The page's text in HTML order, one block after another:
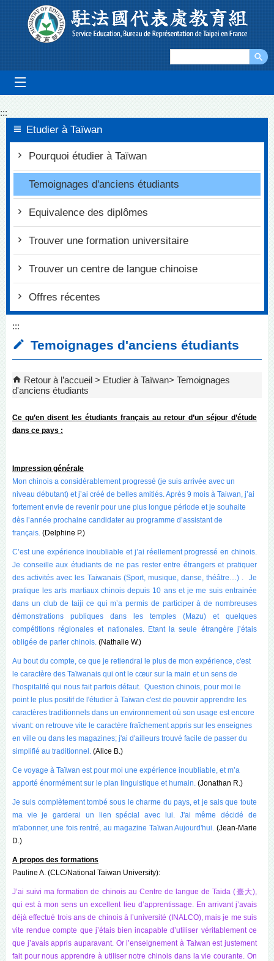
Go To Content
:::
Etudier à Taïwan
Pourquoi étudier à Taïwan
Temoignages d'anciens étudiants
Equivalence des diplômes
Trouver une formation universitaire
Trouver un centre de langue chinoise
Offres récentes
:::
Temoignages d'anciens étudiants
Retour à l’accueil Etudier à Taïwan
Temoignages
d'anciens étudiants
Ce qu’en disent les étudiants français au retour d’un séjour d’étude
dans ce pays :
Impression générale
Mon chinois a considérablement progressé (je suis arrivée avec un
niveau débutant) et j’ai créé de belles amitiés. Après 9 mois à Taiwan, j’ai
fortement envie de revenir pour une plus longue période et je souhaite
dès l’année prochaine candidater au programme d’assistant de
français. (Delphine P.)
C’est une expérience inoubliable et j’ai réellement progressé en chinois.
Je conseille aux étudiants de ne pas rester entre étrangers et pratiquer
des activités avec les Taiwanais (Sport, musique, danse, théâtre…) . Je
pratique les arts martiaux chinois depuis 10 ans et je me suis entrainée
dans un club de taiji ce qui m’a permis de participer à de nombreuses
démonstrations publiques dans les temples (Mazu) et quelques
compétitions régionales et nationales. Etant la seule étrangère j’étais
obligée de parler chinois. (Nathalie W.)
Au bout du compte, ce que je retiendrai le plus de mon expérience, c'est
le caractère des Taïwanais qui ont le cœur sur la main et un sens de
l'hospitalité qui nous fait parfois défaut. Question chinois, pour moi le
point le plus positif de l'étudier à Taïwan c'est de pouvoir apprendre les
caractères traditionnels dans un environnement où son usage est encore
vivant: on retrouve vite le caractère fraîchement appris sur les enseignes
en ville ou dans les magazines; j'ai d'ailleurs trouvé facile de passer du
simplifié au traditionnel. (Alice B.)
Ce voyage à Taïwan est pour moi une expérience inoubliable, et m’a
apporté énormément sur le plan linguistique et humain. (Jonathan R.)
Je suis complètement tombé sous le charme du pays, et je sais que toute
ma vie je garderai un lien spécial avec lui. J'ai même décidé de
m'abonner, une fois rentré, au magazine Taïwan Aujourd'hui. (Jean-Marie
D.)
A propos des formations
Pauline A. (CLC/National Taiwan University):
J’ai suivi ma formation de chinois au Centre de langue de Taida (臺大),
qui est à mon sens un excellent lieu d’apprentissage. En arrivant j’avais
déjà effectué trois ans de chinois à l’université (INALCO), mais je me suis
vite rendue compte que j’étais bien incapable d’utiliser véritablement ce
que j’avais appris auparavant. Or l’enseignement à Taiwan est justement
fait pour nous apprendre à utiliser notre chinois dans la vie courante. On